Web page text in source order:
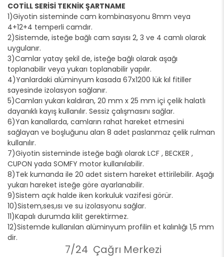
COTİLL SERİSİ TEKNİK ŞARTNAME
1)Giyotin sisteminde cam kombinasyonu 8mm veya
4+12+4 temperli camdır.
2)Sistemde, isteğe bağlı cam sayısı 2, 3 ve 4 camlı olarak
uygulanır.
3)Camlar yatay şekil de, isteğe bağlı olarak aşağı
toplanabilir veya yukarı toplanabilir yapılır.
4)Yanlardaki alüminyum kasada 67x1200 lük kıl fitiller
sayesinde izolasyon sağlanır.
5)Camları yukarı kaldıran, 20 mm x 25 mm içi çelik halatlı
dayanıklı kayış kullanılır. Sessiz çalışmasını sağlar.
6)Yan kanallarda, camların rahat hareket etmesini
sağlayan ve boşluğunu alan 8 adet paslanmaz çelik rulman
kullanılır.
7)Giyotin sisteminde isteğe bağlı olarak LCF , BECKER ,
CUPON yada SOMFY motor kullanılabilir.
8)Tek kumanda ile 20 adet sistem hareket ettirilebilir. Aşağı
yukarı hareket isteğe göre ayarlanabilir.
9)Sistem açık halde iken korkuluk vazifesi görür.
10)Sistem,ses,ısı ve su izolasyonu sağlar.
11)Kapalı durumda kilit gerektirmez.
12)Sistemde kullanılan alüminyum profilin et kalınlığı 1,5 mm
dir.
7/24 Çağrı Merkezi